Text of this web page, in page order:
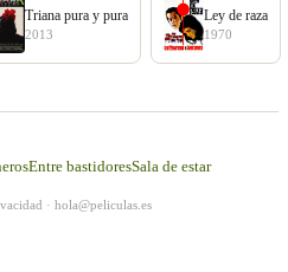
Triana pura y pura
2013
Ley de raza
1970
Entre bastidoresSala de estar
· hola@peliculas.es